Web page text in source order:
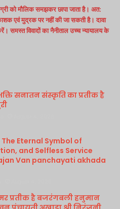
को मौलिक समझकर छापा जाता है। अत:
एवं मुद्रक पर नहीं की जा सकती है। दावा
समस्त विवादों का नैनीताल उच्च न्यायालय के
सनातन संस्कृति का प्रतीक है
Eternal Symbol of
and Selfless Service
Van panchayati akhada
प्रतीक है बजरंगबली हनुमान